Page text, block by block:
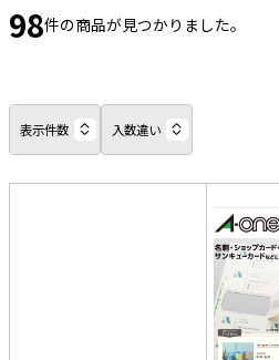
98件の商品が見つかりました。
表示件数 入数違い